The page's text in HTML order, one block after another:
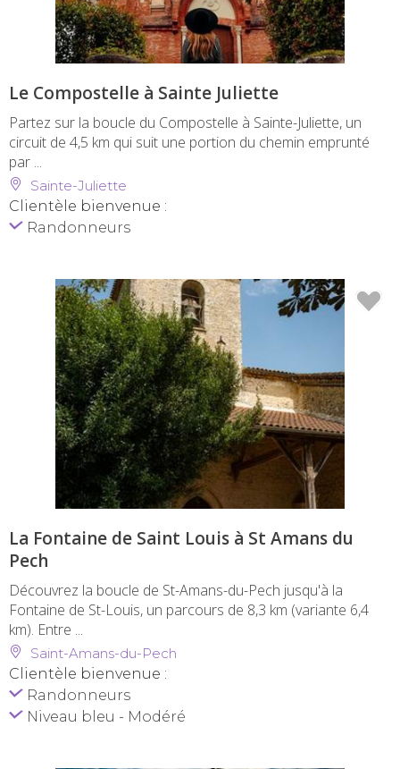
Le Compostelle à Sainte Juliette
Partez sur la boucle du Compostelle à Sainte-Juliette, un
circuit de 4,5 km qui suit une portion du chemin emprunté
par ...
Sainte-Juliette
Clientèle bienvenue :
Randonneurs
La Fontaine de Saint Louis à St Amans du
Pech
Découvrez la boucle de St-Amans-du-Pech jusqu'à la
Fontaine de St-Louis, un parcours de 8,3 km (variante 6,4
km). Entre ...
Saint-Amans-du-Pech
Clientèle bienvenue :
Randonneurs
Niveau bleu - Modéré